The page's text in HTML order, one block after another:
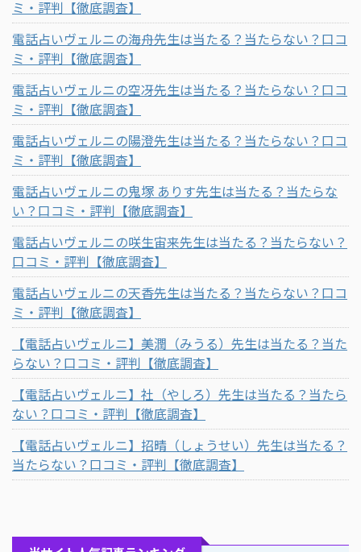
ミ・評判【徹底調査】
電話占いヴェルニの海舟先生は当たる？当たらない？口コ
ミ・評判【徹底調査】
電話占いヴェルニの空冴先生は当たる？当たらない？口コ
ミ・評判【徹底調査】
電話占いヴェルニの陽澄先生は当たる？当たらない？口コ
ミ・評判【徹底調査】
電話占いヴェルニの鬼塚 ありす先生は当たる？当たらな
い？口コミ・評判【徹底調査】
電話占いヴェルニの咲生宙来先生は当たる？当たらない？
口コミ・評判【徹底調査】
電話占いヴェルニの天香先生は当たる？当たらない？口コ
ミ・評判【徹底調査】
【電話占いヴェルニ】美潤（みうる）先生は当たる？当た
らない？口コミ・評判【徹底調査】
【電話占いヴェルニ】社（やしろ）先生は当たる？当たら
ない？口コミ・評判【徹底調査】
【電話占いヴェルニ】招晴（しょうせい）先生は当たる？
当たらない？口コミ・評判【徹底調査】